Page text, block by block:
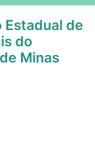
Estadual de
do
Minas